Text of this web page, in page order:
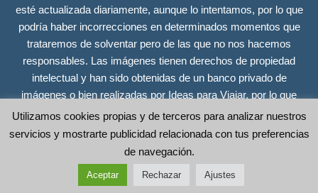
esté actualizada diariamente, aunque lo intentamos, por lo que
podría haber incorrecciones en determinados momentos que
trataremos de solventar pero de las que no nos hacemos
responsables. Las imágenes tienen derechos de propiedad
intelectual y han sido obtenidas de un banco privado de
imágenes o bien realizadas por Ideas para Viajar, por lo que
tienen todos los derechos reservados. Se incluyen únicamente
a efectos ilustrativos y no guardan relación alguna con las
empresas, organismos o instituciones sobre los que ofrecemos
información. Copyright © 2021 Ideas para Viajar. Todos los
derechos reservados.
Utilizamos cookies propias y de terceros para analizar nuestros
servicios y mostrarte publicidad relacionada con tus preferencias
de navegación.
Aceptar Rechazar Ajustes